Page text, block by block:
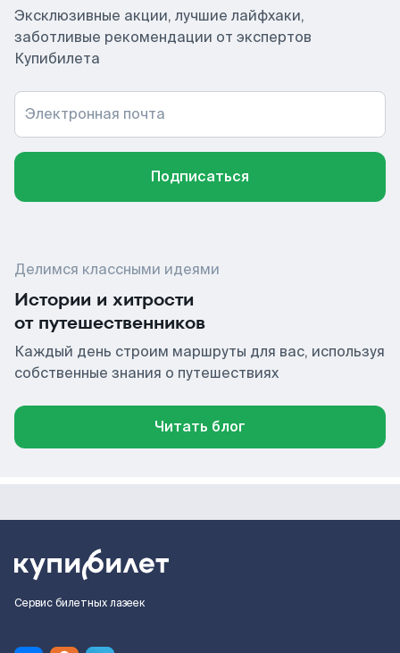
Эксклюзивные акции, лучшие лайфхаки,
заботливые рекомендации от экспертов
Купибилета
Электронная почта
Подписаться
Делимся классными идеями
Истории и хитрости
от путешественников
Каждый день строим маршруты для вас, используя
собственные знания о путешествиях
Читать блог
Сервис билетных лазеек